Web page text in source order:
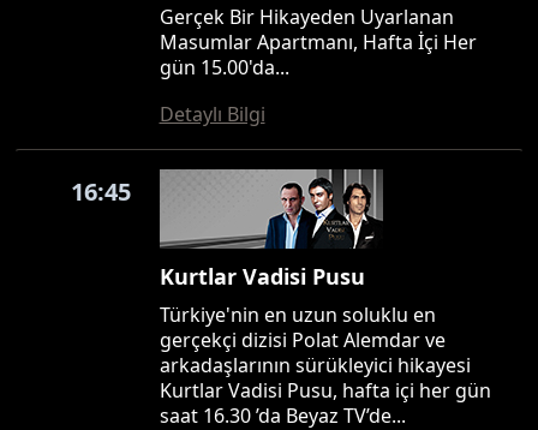
Gerçek Bir Hikayeden Uyarlanan
Masumlar Apartmanı, Hafta İçi Her
gün 15.00'da...
Detaylı Bilgi
16:45
Kurtlar Vadisi Pusu
Türkiye'nin en uzun soluklu en
gerçekçi dizisi Polat Alemdar ve
arkadaşlarının sürükleyici hikayesi
Kurtlar Vadisi Pusu, hafta içi her gün
saat 16.30 ’da Beyaz TV’de...